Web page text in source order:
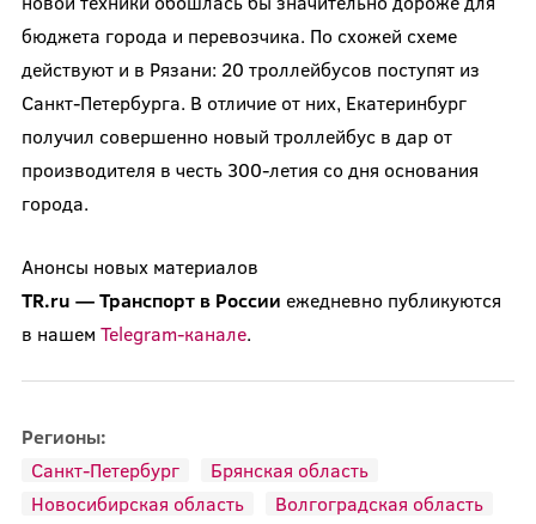
бюджета города и перевозчика. По схожей схеме
действуют и в Рязани: 20 троллейбусов поступят из
Санкт-Петербурга. В отличие от них, Екатеринбург
получил совершенно новый троллейбус в дар от
производителя в честь 300-летия со дня основания
города.
Анонсы новых материалов
TR.ru — Транспорт в России ежедневно публикуются
в нашем Telegram-канале.
Регионы:
Санкт-Петербург
Брянская область
Новосибирская область
Волгоградская область